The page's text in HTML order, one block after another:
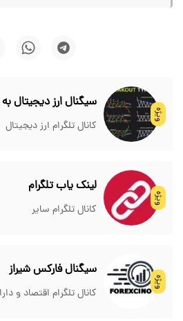
ویژه
سیگنال ارز دیجیتال
کانال تلگرام ارز دیجیتال
ویژه
لینک یاب تلگرام
کانال تلگرام سایر
ویژه
سیگنال فارکس شیراز
کانال تلگرام اقتصاد و